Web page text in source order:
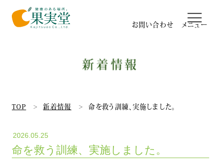
お問い合わせ
果実堂のパッキング工場
有機栽培&GGAP
新着情報
TOP 新着情報 命を救う訓練、実施しました。
2026.05.25
命を救う訓練、実施しました。